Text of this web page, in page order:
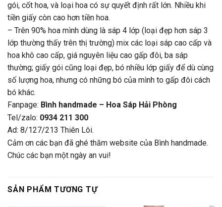
gói, cốt hoa, và loại hoa có sự quyết định rất lớn. Nhiều khi
tiền giấy còn cao hơn tiền hoa.
– Trên 90% hoa mình dùng là sáp 4 lớp (loại đẹp hơn sáp 3
lớp thường thấy trên thị trường) mix các loại sáp cao cấp và
hoa khô cao cấp, giá nguyên liệu cao gấp đôi, ba sáp
thường; giấy gói cũng loại đẹp, bó nhiều lớp giấy để dù cùng
số lượng hoa, nhưng có những bó của mình to gấp đôi cách
bó khác.
Fanpage: Bình handmade – Hoa Sáp Hải Phòng
Tel/zalo: 0934 211 300
Ad: 8/127/213 Thiên Lôi.
Cảm ơn các bạn đã ghé thăm website của Bình handmade.
Chúc các bạn một ngày an vui!
SẢN PHẨM TƯƠNG TỰ